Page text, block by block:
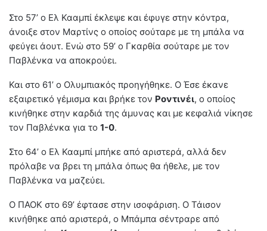
Στο 57’ ο Ελ Κααμπί έκλεψε και έφυγε στην κόντρα,
άνοιξε στον Μαρτίνς ο οποίος σούταρε με τη μπάλα να
φεύγει άουτ. Ενώ στο 59’ ο Γκαρθία σούταρε με τον
Παβλένκα να αποκρούει.
Και στο 61’ ο Ολυμπιακός προηγήθηκε. Ο Έσε έκανε
εξαιρετικό γέμισμα και βρήκε τον Ροντινέι, ο οποίος
κινήθηκε στην καρδιά της άμυνας και με κεφαλιά νίκησε
τον Παβλένκα για το 1-0.
Στο 64’ ο Ελ Κααμπί μπήκε από αριστερά, αλλά δεν
πρόλαβε να βρει τη μπάλα όπως θα ήθελε, με τον
Παβλένκα να μαζεύει.
Ο ΠΑΟΚ στο 69’ έφτασε στην ισοφάριση. Ο Τάισον
κινήθηκε από αριστερά, ο Μπάμπα σέντραρε από